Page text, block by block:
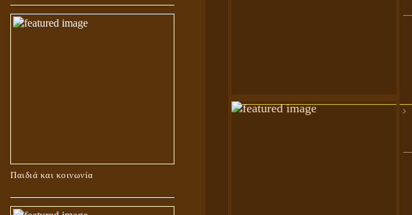
Παιδιά και κοινωνία